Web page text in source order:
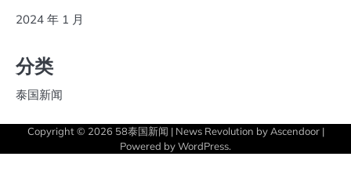
2024 年 1 月
分类
泰国新闻
Copyright © 2026 58泰国新闻 | News Revolution byAscendoor|
Powered byWordPress.